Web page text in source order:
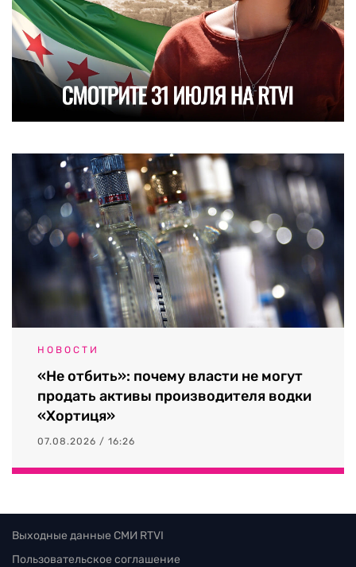
НОВОСТИ
«Не отбить»: почему власти не могут
продать активы производителя водки
«Хортиця»
07.08.2026 / 16:26
Выходные данные СМИ RTVI
Пользовательское соглашение